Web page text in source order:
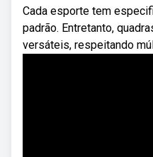
Cada esporte tem
padrão. Entretanto,
versáteis, respeitando